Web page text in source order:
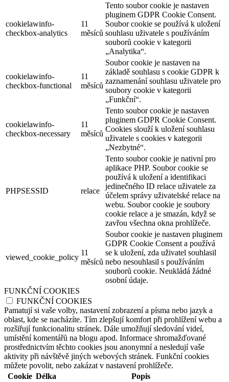
cookielawinfo-
checkbox-analytics
11
měsíců
Tento soubor cookie je nastaven
pluginem GDPR Cookie Consent.
Soubor cookie se používá k uložení
souhlasu uživatele s používáním
souborů cookie v kategorii
„Analytika“.
cookielawinfo-
checkbox-functional
11
měsíců
Soubor cookie je nastaven na
základě souhlasu s cookie GDPR k
zaznamenání souhlasu uživatele pro
soubory cookie v kategorii
„Funkční“.
cookielawinfo-
checkbox-necessary
11
měsíců
Tento soubor cookie je nastaven
pluginem GDPR Cookie Consent.
Cookies slouží k uložení souhlasu
uživatele s cookies v kategorii
„Nezbytné“.
PHPSESSID relace
Tento soubor cookie je nativní pro
aplikace PHP. Soubor cookie se
používá k uložení a identifikaci
jedinečného ID relace uživatele za
účelem správy uživatelské relace na
webu. Soubor cookie je soubory
cookie relace a je smazán, když se
zavřou všechna okna prohlížeče.
viewed_cookie_policy
11
měsíců
Soubor cookie je nastaven pluginem
GDPR Cookie Consent a používá
se k uložení, zda uživatel souhlasil
nebo nesouhlasil s používáním
souborů cookie. Neukládá žádné
osobní údaje.
FUNKČNÍ COOKIES
FUNKČNÍ COOKIES
Pamatují si vaše volby, nastavení zobrazení a písma nebo jazyk a
oblast, kde se nacházíte. Tím zlepšují komfort při prohlížení webu a
rozšiřují funkcionalitu stránek. Dále umožňují sledování videí,
umístění komentářů na blogu apod. Informace shromažďované
prostřednictvím těchto cookies jsou anonymní a nesledují vaše
aktivity při návštěvě jiných webových stránek. Funkční cookies
můžete povolit, nebo zakázat v nastavení prohlížeče.
Cookie Délka
Popis